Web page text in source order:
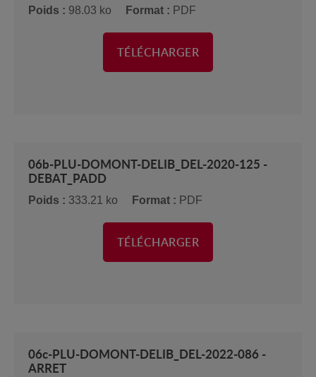
Poids : 98.03 ko Format : PDF
TÉLÉCHARGER
06b-PLU-DOMONT-DELIB_DEL-2020-125 -
DEBAT_PADD
Poids : 333.21 ko Format : PDF
TÉLÉCHARGER
06c-PLU-DOMONT-DELIB_DEL-2022-086 -
ARRET